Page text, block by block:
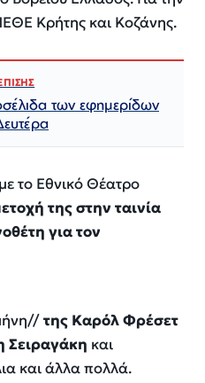
Κρήτης και Κοζάνης.
των εφημερίδων
το Εθνικό Θέατρο
της στην ταινία
για τον
της Καρόλ Φρέσετ
Σειραγάκη και
και άλλα πολλά.